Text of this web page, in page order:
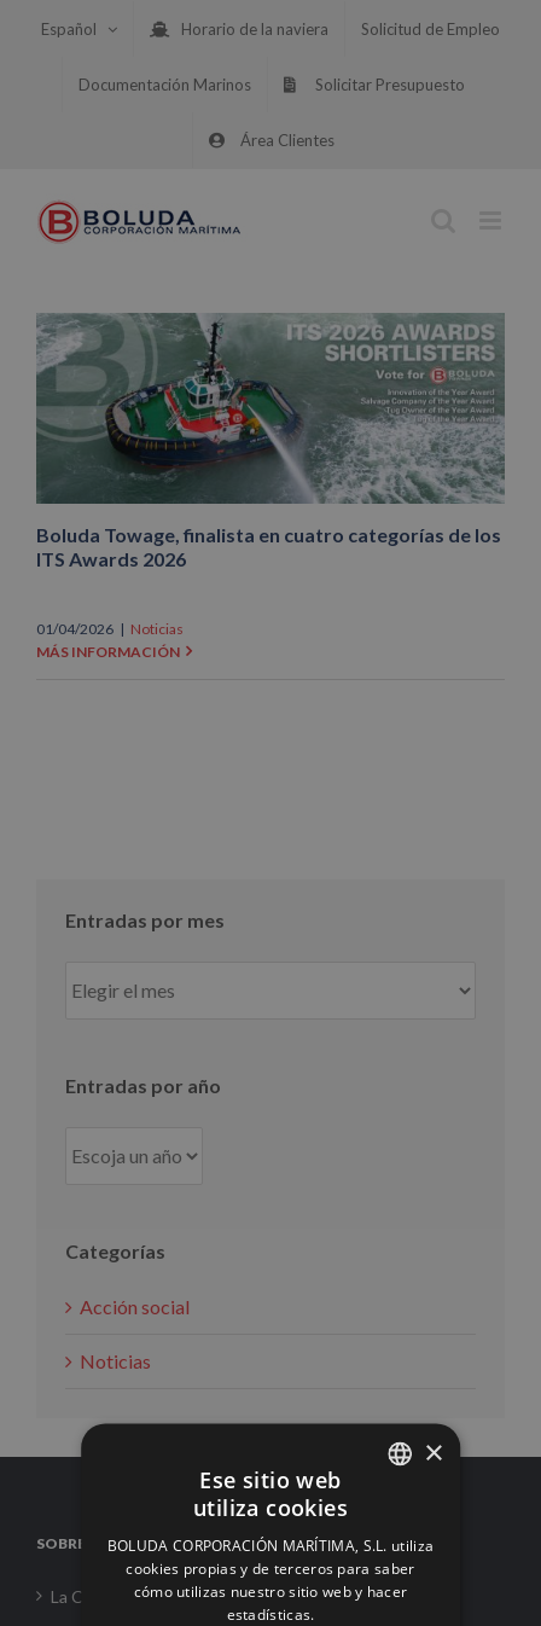
Español Horario de la naviera Solicitud de Empleo
Documentación Marinos Solicitar Presupuesto
Área Clientes
Boluda Towage, finalista en cuatro categorías de los
ITS Awards 2026
01/04/2026 | Noticias
MÁS INFORMACIÓN
Entradas por mes
por
Entradas por año
Categorías
Acción social
Noticias
SOBRE NOSOTROS
La Corporación
ENGLISH
FRENCH
×
Ese sitio web
utiliza cookies
BOLUDA CORPORACIÓN MARÍTIMA, S.L. utiliza
cookies propias y de terceros para saber
cómo utilizas nuestro sitio web y hacer
estadísticas.